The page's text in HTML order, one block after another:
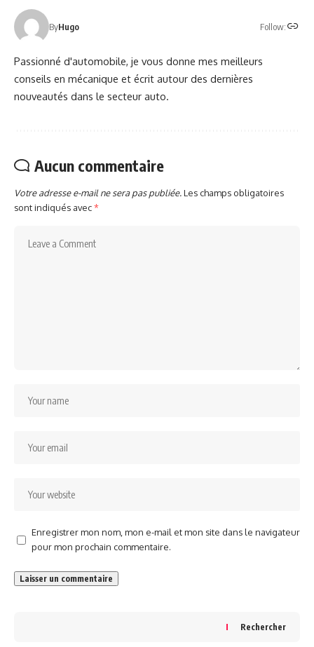
ByHugo Follow:
Passionné d'automobile, je vous donne mes meilleurs
conseils en mécanique et écrit autour des dernières
nouveautés dans le secteur auto.
Aucun commentaire
Votre adresse e-mail ne sera pas publiée.Les champs obligatoires
sont indiqués avec*
Enregistrer mon nom, mon e-mail et mon site dans le navigateur
pour mon prochain commentaire.
Rechercher